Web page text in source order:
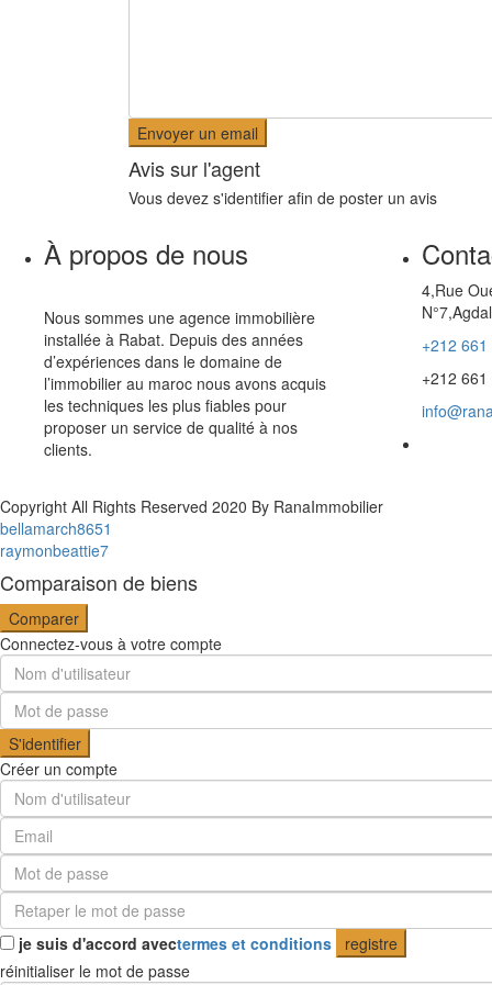
Avis sur l'agent
Vous devez s'identifier afin de poster un avis
À propos de nous
Nous sommes une agence immobilière
installée à Rabat. Depuis des années
d’expériences dans le domaine de
l’immobilier au maroc nous avons acquis
les techniques les plus fiables pour
proposer un service de qualité à nos
clients.
4,Rue
+212
+212
Copyright All Rights Reserved 2020 By RanaImmobilier
bellamarch8651
raymonbeattie7
Comparaison de biens
Comparer
Connectez-vous à votre compte
S'identifier
Créer un compte
je suis d'accord avectermes et conditions
registre
réinitialiser le mot de passe